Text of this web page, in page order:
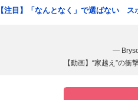
【注目】「なんとなく」で選ばない ス
—
【動画】“家越え”の